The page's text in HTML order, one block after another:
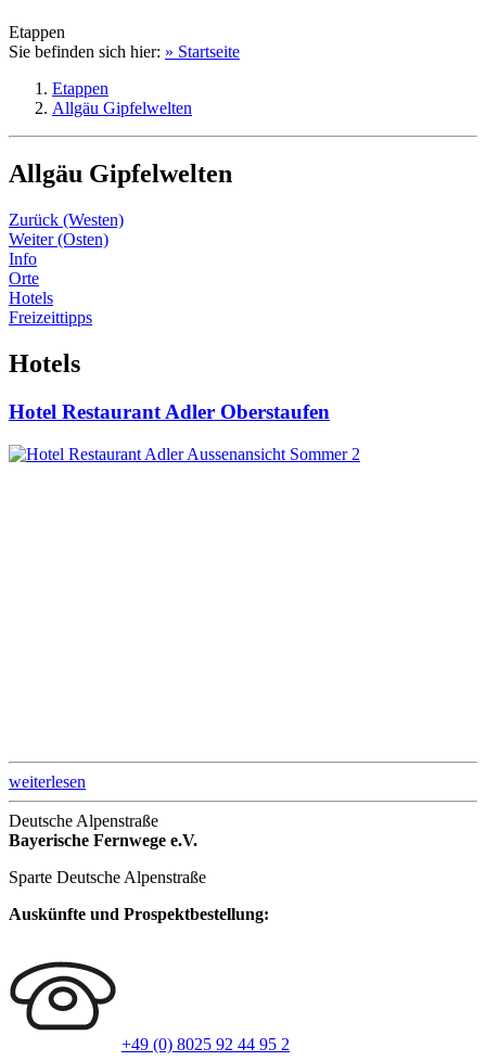
Etappen
Sie befinden sich hier: » Startseite
Etappen
Allgäu Gipfelwelten
Allgäu Gipfelwelten
Zurück (Westen)
Weiter (Osten)
Info
Orte
Hotels
Freizeittipps
Hotels
Hotel Restaurant Adler Oberstaufen
weiterlesen
Deutsche Alpenstraße
Bayerische Fernwege e.V.
Sparte Deutsche Alpenstraße
Auskünfte und Prospektbestellung:
+49 (0) 8025 92 44 95 2